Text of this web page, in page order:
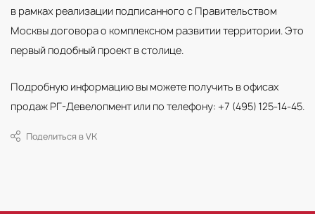
в рамках реализации подписанного с Правительством
Москвы договора о комплексном развитии территории. Это
первый подобный проект в столице.
Подробную информацию вы можете получить в офисах
продаж РГ-Девелопмент или по телефону: +7 (495) 125-14-45.
Поделиться в VK